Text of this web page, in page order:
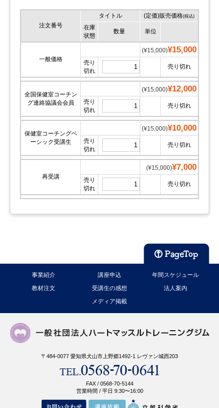
注文番号
タイトル (定価)販売価格(税込)
在庫
状態
数量 単位
一般価格
(¥15,000)¥15,000
売り
切れ
売り切れ
全国保健室コーチン
グ連絡協議会会員
(¥15,000)¥12,000
売り
切れ
売り切れ
保健室コーチングベ
ーシック受講生
(¥15,000)¥10,000
売り
切れ
売り切れ
再受講
(¥15,000)¥7,000
売り
切れ
売り切れ
事業紹介 講座申込
年間スケジュール
教材注文
受講生の感想
法人案内
メディア掲載
〒484-0077 愛知県犬山市上野郷1492-1 レヴァン城西203
FAX / 0568-70-5144
営業時間 / 平日 9:30〜16:00